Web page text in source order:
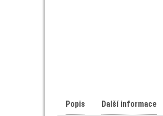
Popis Další informace